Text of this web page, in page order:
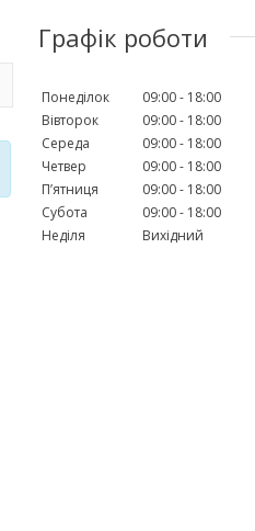
Графік роботи
Понеділок 09:00
18:00
Вівторок
09:00
18:00
Середа
09:00
18:00
Четвер
09:00
18:00
Пʼятниця
09:00
18:00
Субота
09:00
18:00
Неділя
Вихідний